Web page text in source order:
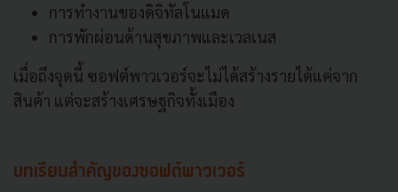
การทำงานของดิจิทัลโนแมด
การพักผ่อนด้านสุขภาพและเวลเนส
เมื่อถึงจุดนี้ ซอฟต์พาวเวอร์จะไม่ได้สร้างรายได้แค่จาก
สินค้า แต่จะสร้างเศรษฐกิจทั้งเมือง
บทเรียนสำคัญของซอฟต์พาวเวอร์